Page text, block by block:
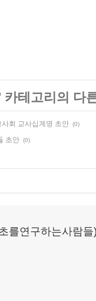
카테고리의 다
회 교사십계명 초안 (0)
초안 (0)
를연구하는사람들